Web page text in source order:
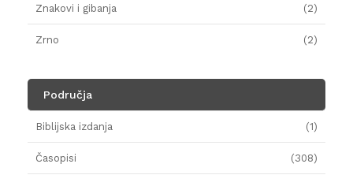
Znakovi i gibanja (2)
Zrno (2)
Područja
Biblijska izdanja (1)
Časopisi (308)